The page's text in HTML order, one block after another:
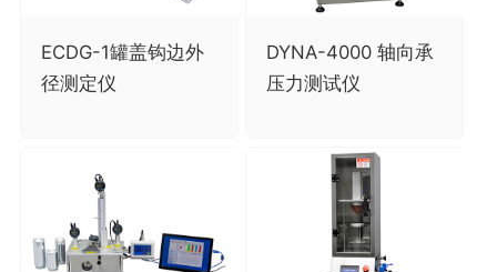
ECDG-1罐盖钩边外
径测定仪
DYNA-4000 轴向承
压力测试仪